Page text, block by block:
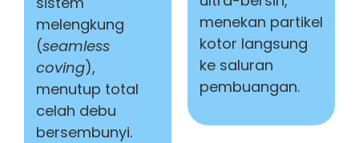
melengkung
(seamless
coving),
menutup total
celah debu
bersembunyi.
menekan partikel
kotor langsung
ke saluran
pembuangan.